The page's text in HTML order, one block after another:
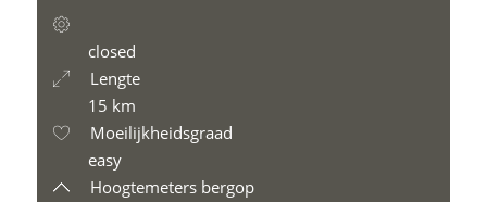
closed
Lengte
15 km
Moeilijkheidsgraad
easy
Hoogtemeters bergop